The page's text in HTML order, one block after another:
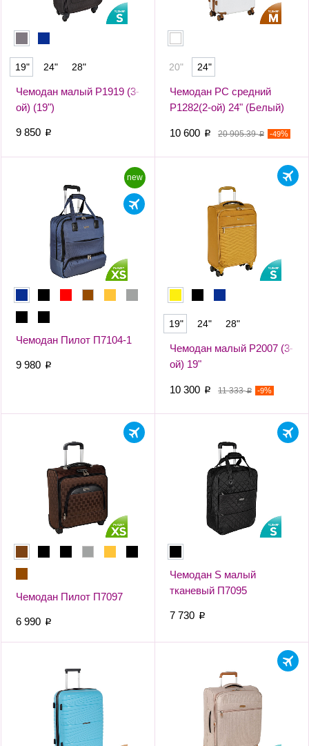
19" 24" 28"
Чемодан малый Р1919 (3-
ой) (19")
9 850 p
20" 24"
Чемодан PC средний
Р1282(2-ой) 24" (Белый)
-49%
20 905.39p
10 600 p
new
Чемодан Пилот П7104-1
9 980 p
19" 24" 28"
Чемодан малый Р2007 (3-
ой) 19"
-9%
11 333p
10 300 p
Чемодан Пилот П7097
6 990 p
Чемодан S малый
тканевый П7095
7 730 p